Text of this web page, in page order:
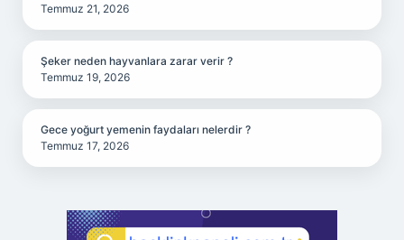
Temmuz 21, 2026
Şeker neden hayvanlara zarar verir ?
Temmuz 19, 2026
Gece yoğurt yemenin faydaları nelerdir ?
Temmuz 17, 2026